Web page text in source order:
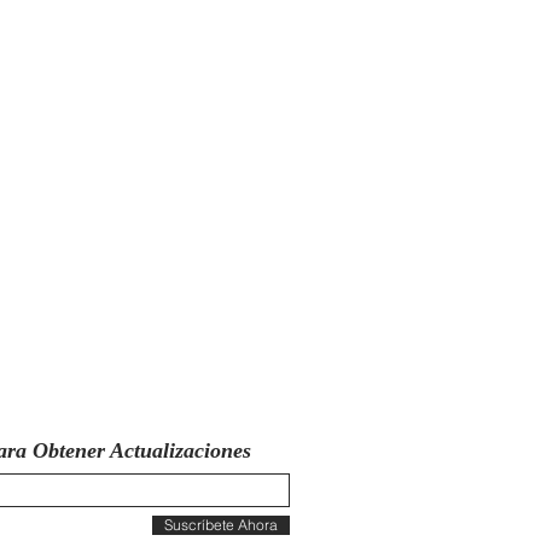
Obtener Actualizaciones
Suscríbete Ahora